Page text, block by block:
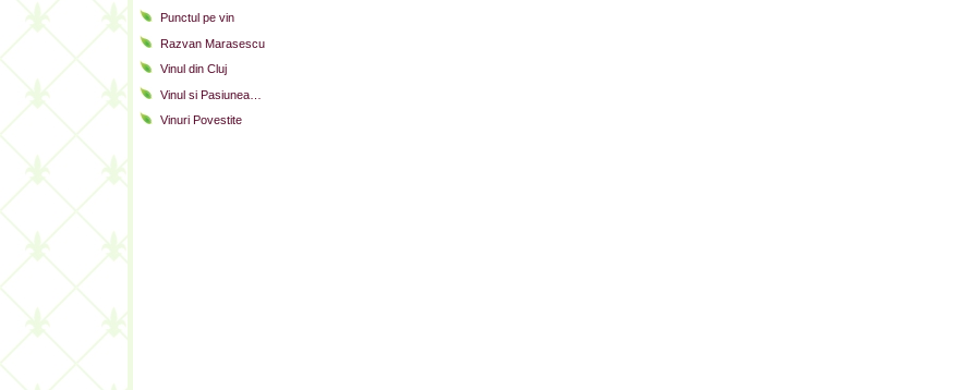
Punctul pe vin
Razvan Marasescu
Vinul din Cluj
Vinul si Pasiunea…
Vinuri Povestite